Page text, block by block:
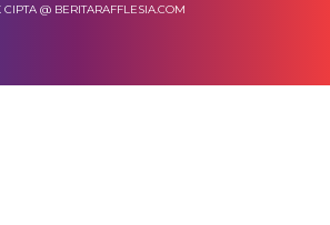
CIPTA @ BERITARAFFLESIA.COM